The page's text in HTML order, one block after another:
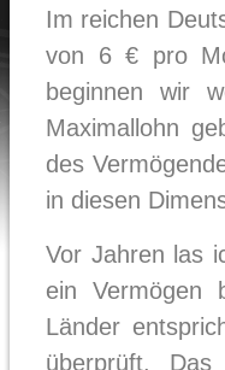
Im reichen
von 6 € pro
beginnen wir
Maximallohn
des
in diesen
Vor Jahren las
ein Vermögen
Länder
überprüft.